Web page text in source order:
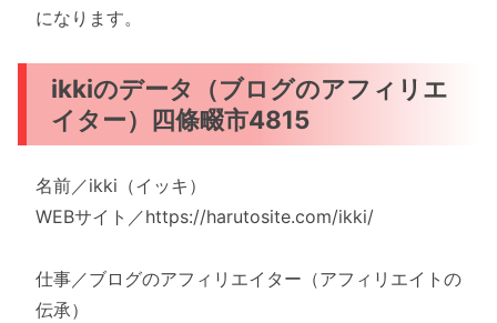
になります。
ikkiのデータ（ブログのアフィリエ
イター）四條畷市4815
名前／ikki（イッキ）
WEBサイト／https://harutosite.com/ikki/
仕事／ブログのアフィリエイター（アフィリエイトの
伝承）